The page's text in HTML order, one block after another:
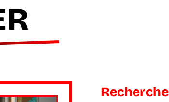
Recherche